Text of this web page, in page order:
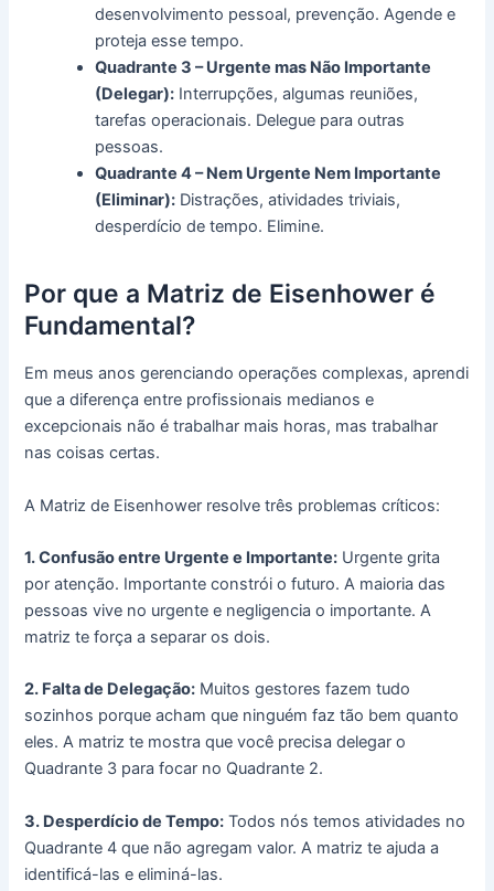
desenvolvimento pessoal, prevenção. Agende e
proteja esse tempo.
Quadrante 3 – Urgente mas Não Importante
(Delegar): Interrupções, algumas reuniões,
tarefas operacionais. Delegue para outras
pessoas.
Quadrante 4 – Nem Urgente Nem Importante
(Eliminar): Distrações, atividades triviais,
desperdício de tempo. Elimine.
Por que a Matriz de Eisenhower é
Fundamental?
Em meus anos gerenciando operações complexas, aprendi
que a diferença entre profissionais medianos e
excepcionais não é trabalhar mais horas, mas trabalhar
nas coisas certas.
A Matriz de Eisenhower resolve três problemas críticos:
1. Confusão entre Urgente e Importante: Urgente grita
por atenção. Importante constrói o futuro. A maioria das
pessoas vive no urgente e negligencia o importante. A
matriz te força a separar os dois.
2. Falta de Delegação: Muitos gestores fazem tudo
sozinhos porque acham que ninguém faz tão bem quanto
eles. A matriz te mostra que você precisa delegar o
Quadrante 3 para focar no Quadrante 2.
3. Desperdício de Tempo: Todos nós temos atividades no
Quadrante 4 que não agregam valor. A matriz te ajuda a
identificá-las e eliminá-las.